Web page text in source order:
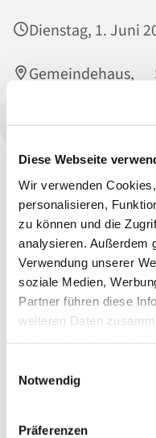
Diese Webseite
Wir verwenden
personalisieren,
zu können und die
analysieren. Außerdem
Verwendung unserer
soziale Medien,
Partner führen diese
weiteren Daten
Notwendig
Präferenzen
Dienstag, 1. Juni
Gemeindehaus,